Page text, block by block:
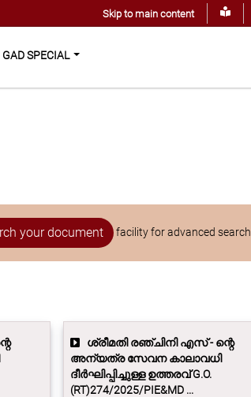
Skip to main content
GAD SPECIAL
your document facility for advanced search.
ശ്രീമതി രഞ്ചിനി എസ് - ന്റെ
അന്യത്ര സേവന കാലാവധി
ദീർഘിപ്പിച്ചുള്ള ഉത്തരവ് G.O.
(RT)274/2025/PIE&MD ...